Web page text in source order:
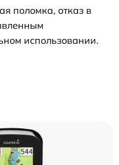
поломка, отказ в
использовании.